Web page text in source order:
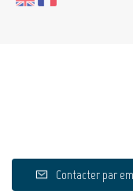
Contacter par